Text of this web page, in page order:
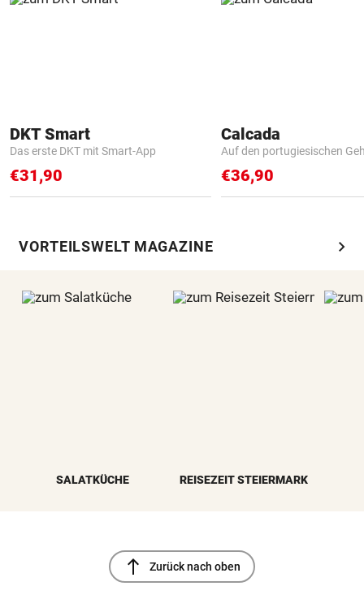
DKT Smart
Das erste DKT mit Smart-App
€31,90
Calcada
Auf den portugiesischen
€36,90
VORTEILSWELT MAGAZINE chevron_right
SALATKÜCHE REISEZEIT STEIERMARK
north Zurück nach oben